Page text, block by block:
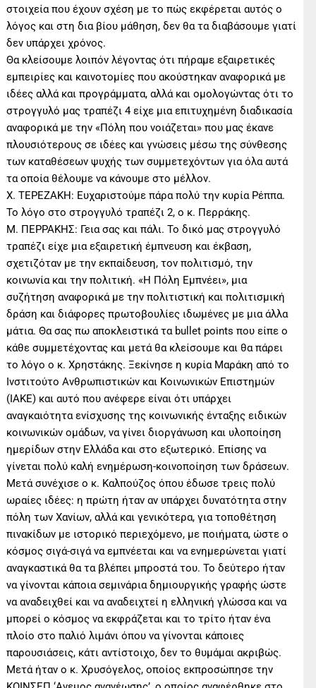
στοιχεία που έχουν σχέση με το πώς εκφέρεται αυτός ο
λόγος και στη δια βίου μάθηση, δεν θα τα διαβάσουμε γιατί
δεν υπάρχει χρόνος.
Θα κλείσουμε λοιπόν λέγοντας ότι πήραμε εξαιρετικές
εμπειρίες και καινοτομίες που ακούστηκαν αναφορικά με
ιδέες αλλά και προγράμματα, αλλά και ομολογώντας ότι το
στρογγυλό μας τραπέζι 4 είχε μια επιτυχημένη διαδικασία
αναφορικά με την «Πόλη που νοιάζεται» που μας έκανε
πλουσιότερους σε ιδέες και γνώσεις μέσω της σύνθεσης
των καταθέσεων ψυχής των συμμετεχόντων για όλα αυτά
τα οποία θέλουμε να κάνουμε στο μέλλον.
Χ. ΤΕΡΕΖΑΚΗ: Ευχαριστούμε πάρα πολύ την κυρία Ρέππα.
Το λόγο στο στρογγυλό τραπέζι 2, ο κ. Περράκης.
Μ. ΠΕΡΡΑΚΗΣ: Γεια σας και πάλι. Το δικό μας στρογγυλό
τραπέζι είχε μια εξαιρετική έμπνευση και έκβαση,
σχετιζόταν με την εκπαίδευση, τον πολιτισμό, την
κοινωνία και την πολιτική. «Η Πόλη Εμπνέει», μια
συζήτηση αναφορικά με την πολιτιστική και πολιτισμική
δράση και διάφορες πρωτοβουλίες ιδωμένες με μια άλλα
μάτια. Θα σας πω αποκλειστικά τα bullet points που είπε ο
κάθε συμμετέχοντας και μετά θα κλείσουμε και θα πάρει
το λόγο ο κ. Χρηστάκης. Ξεκίνησε η κυρία Μαράκη από το
Ινστιτούτο Ανθρωπιστικών και Κοινωνικών Επιστημών
(ΙΑΚΕ) και αυτό που ανέφερε είναι ότι υπάρχει
αναγκαιότητα ενίσχυσης της κοινωνικής ένταξης ειδικών
κοινωνικών ομάδων, να γίνει διοργάνωση και υλοποίηση
ημερίδων στην Ελλάδα και στο εξωτερικό. Επίσης να
γίνεται πολύ καλή ενημέρωση-κοινοποίηση των δράσεων.
Μετά συνέχισε ο κ. Καλπούζος όπου έδωσε τρεις πολύ
ωραίες ιδέες: η πρώτη ήταν αν υπάρχει δυνατότητα στην
πόλη των Χανίων, αλλά και γενικότερα, για τοποθέτηση
πινακίδων με ιστορικό περιεχόμενο, με ποιήματα, ώστε ο
κόσμος σιγά-σιγά να εμπνέεται και να ενημερώνεται γιατί
αναγκαστικά θα τα βλέπει μπροστά του. Το δεύτερο ήταν
να γίνονται κάποια σεμινάρια δημιουργικής γραφής ώστε
να αναδειχθεί και να αναδειχτεί η ελληνική γλώσσα και να
μπορεί ο κόσμος να εκφράζεται και το τρίτο ήταν ένα
πλοίο στο παλιό λιμάνι όπου να γίνονται κάποιες
παρουσιάσεις, κάτι αντίστοιχο, δεν το θυμάμαι ακριβώς.
Μετά ήταν ο κ. Χρυσόγελος, οποίος εκπροσώπησε την